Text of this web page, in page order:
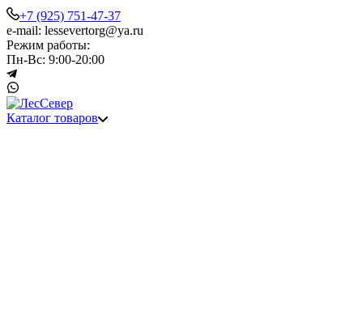
+7 (925) 751-47-37
e-mail: lessevertorg@ya.ru
Режим работы:
Пн-Вс: 9:00-20:00
Каталог товаров